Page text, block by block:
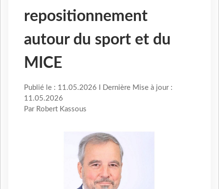
repositionnement
autour du sport et du
MICE
Publié le : 11.05.2026 I Dernière Mise à jour :
11.05.2026
Par Robert Kassous